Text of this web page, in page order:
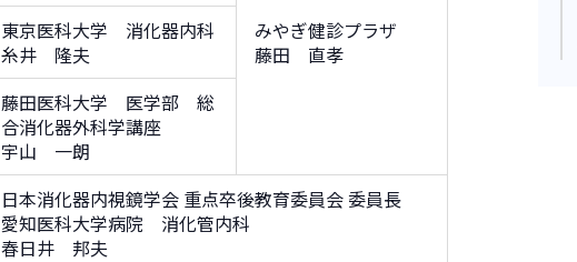
みやぎ健診プラザ
藤田 直孝
東京医科大学 消化器内科
糸井 隆夫
藤田医科大学 医学部 総
合消化器外科学講座
宇山 一朗
日本消化器内視鏡学会 重点卒後教育委員会 委員長
愛知医科大学病院 消化管内科
春日井 邦夫